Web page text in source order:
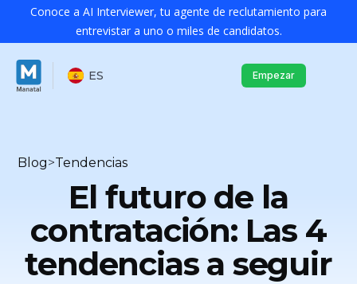
Conoce a AI Interviewer, tu agente de reclutamiento para
entrevistar a uno o miles de candidatos.
ES Empezar
Blog>Tendencias
El futuro de la
contratación: Las 4
tendencias a seguir